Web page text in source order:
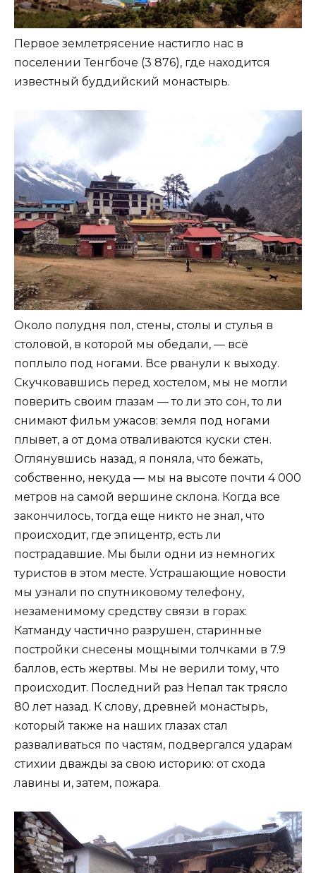
Первое землетрясение настигло нас в
поселении Тенгбоче (3 876), где находится
известный буддийский монастырь.
Около полудня пол, стены, столы и стулья в
столовой, в которой мы обедали, — всё
поплыло под ногами. Все рванули к выходу.
Скучковавшись перед хостелом, мы не могли
поверить своим глазам — то ли это сон, то ли
снимают фильм ужасов: земля под ногами
плывет, а от дома отваливаются куски стен.
Оглянувшись назад, я поняла, что бежать,
собственно, некуда — мы на высоте почти 4 000
метров на самой вершине склона. Когда все
закончилось, тогда еще никто не знал, что
происходит, где эпицентр, есть ли
пострадавшие. Мы были одни из немногих
туристов в этом месте. Устрашающие новости
мы узнали по спутниковому телефону,
незаменимому средству связи в горах:
Катманду частично разрушен, старинные
постройки снесены мощными толчками в 7.9
баллов, есть жертвы. Мы не верили тому, что
происходит. Последний раз Непал так трясло
80 лет назад. К слову, древней монастырь,
который также на наших глазах стал
разваливаться по частям, подвергался ударам
стихии дважды за свою историю: от схода
лавины и, затем, пожара.